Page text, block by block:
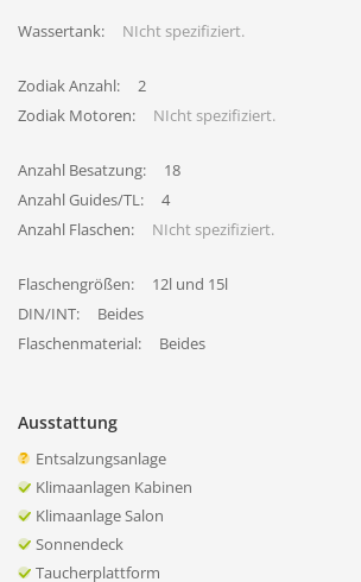
Wassertank: NIcht spezifiziert.
Zodiak Anzahl:
2
Zodiak Motoren:
NIcht spezifiziert.
Anzahl Besatzung:
18
Anzahl Guides/TL:
4
Anzahl Flaschen:
NIcht spezifiziert.
Flaschengrößen:
12l und 15l
DIN/INT:
Beides
Flaschenmaterial:
Beides
Ausstattung
Entsalzungsanlage
Klimaanlagen Kabinen
Klimaanlage Salon
Sonnendeck
Taucherplattform